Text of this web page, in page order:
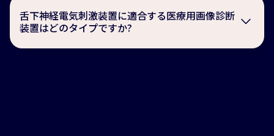
要です。
舌下神経電気刺激装置に適合する医療用画像診断
装置はどのタイプですか?